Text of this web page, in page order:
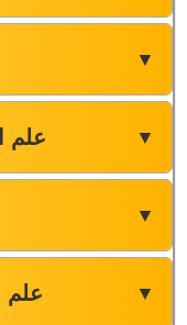
▼
علم ▼
▼
علم ▼